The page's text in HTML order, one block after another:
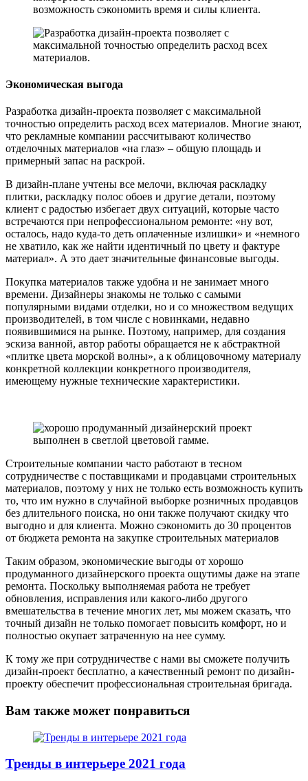
Экономическая выгода
Разработка дизайн-проекта позволяет с максимальной
точностью определить расход всех материалов. Многие знают,
что рекламные компании рассчитывают количество
отделочных материалов «на глаз» – общую площадь и
примерный запас на раскрой.
В дизайн-плане учтены все мелочи, включая раскладку
плитки, раскладку полос обоев и другие детали, поэтому
клиент с радостью избегает двух ситуаций, которые часто
встречаются при непрофессиональном ремонте: «ну вот,
осталось, надо куда-то деть оплаченные излишки» и «немного
не хватило, как же найти идентичный по цвету и фактуре
материал». А это дает значительные финансовые выгоды.
Покупка материалов также удобна и не занимает много
времени. Дизайнеры знакомы не только с самыми
популярными видами отделки, но и со множеством ведущих
производителей, в том числе с новинками, недавно
появившимися на рынке. Поэтому, например, для создания
эскиза ванной, автор работы обращается не к абстрактной
«плитке цвета морской волны», а к облицовочному материалу
конкретной коллекции конкретного производителя,
имеющему нужные технические характеристики.
Строительные компании часто работают в тесном
сотрудничестве с поставщиками и продавцами строительных
материалов, поэтому у них не только есть возможность купить
то, что им нужно в случайной выборке розничных продавцов
без длительного поиска, но они также получают скидку что
выгодно и для клиента. Можно сэкономить до 30 процентов
от бюджета ремонта на закупке строительных материалов
Таким образом, экономические выгоды от хорошо
продуманного дизайнерского проекта ощутимы даже на этапе
ремонта. Поскольку выполняемая работа не требует
обновления, исправления или какого-либо другого
вмешательства в течение многих лет, мы можем сказать, что
точный дизайн не только помогает повысить комфорт, но и
полностью окупает затраченную на нее сумму.
К тому же при сотрудничестве с нами вы сможете получить
дизайн-проект бесплатно, а качественный ремонт по дизайн-
проекту обеспечит профессиональная строительная бригада.
Вам также может понравиться
Тренды в интерьере 2021 года